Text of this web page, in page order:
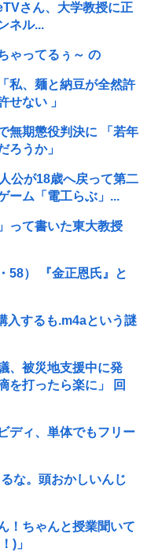
さん、大学教授に正
ネル...
ゃってるぅ～ の
私、麺と納豆が全然許
せない 」
無期懲役判決に 「若年
ろうか」
公が18歳へ戻って第二
ーム「電工らぶ」...
って書いた東大教授
58） 『金正恩氏』と
入するも.m4aという謎
、被災地支援中に発
を打ったら楽に」 回
ディ、単体でもフリー
な。頭おかしいんじ
ちゃんと授業聞いて
)」